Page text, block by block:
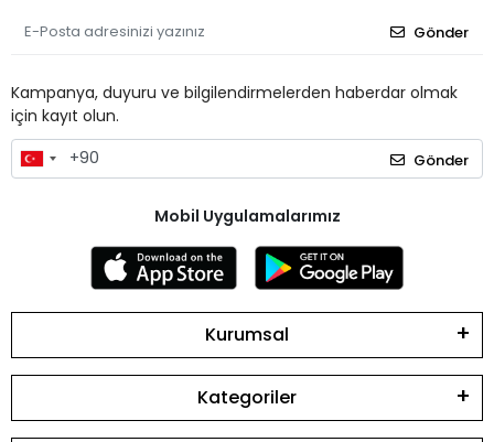
Gönder
Kampanya, duyuru ve bilgilendirmelerden haberdar olmak
için kayıt olun.
Gönder
Mobil Uygulamalarımız
Kurumsal
Kategoriler